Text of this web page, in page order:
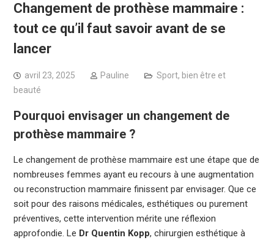
Changement de prothèse mammaire :
tout ce qu’il faut savoir avant de se
lancer
avril 23, 2025 Pauline
Sport, bien être et
beauté
Pourquoi envisager un changement de
prothèse mammaire ?
Le changement de prothèse mammaire est une étape que de
nombreuses femmes ayant eu recours à une augmentation
ou reconstruction mammaire finissent par envisager. Que ce
soit pour des raisons médicales, esthétiques ou purement
préventives, cette intervention mérite une réflexion
approfondie. Le Dr Quentin Kopp, chirurgien esthétique à